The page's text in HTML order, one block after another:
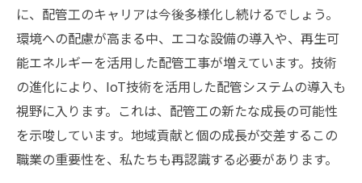
に、配管工のキャリアは今後多様化し続けるでしょう。
環境への配慮が高まる中、エコな設備の導入や、再生可
能エネルギーを活用した配管工事が増えています。技術
の進化により、IoT技術を活用した配管システムの導入も
視野に入ります。これは、配管工の新たな成長の可能性
を示唆しています。地域貢献と個の成長が交差するこの
職業の重要性を、私たちも再認識する必要があります。